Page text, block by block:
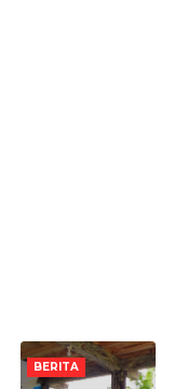
BERITA